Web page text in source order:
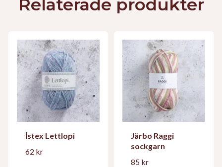
Relaterade produkter
Ístex Lettlopi
62 kr
Järbo Raggi
sockgarn
85 kr